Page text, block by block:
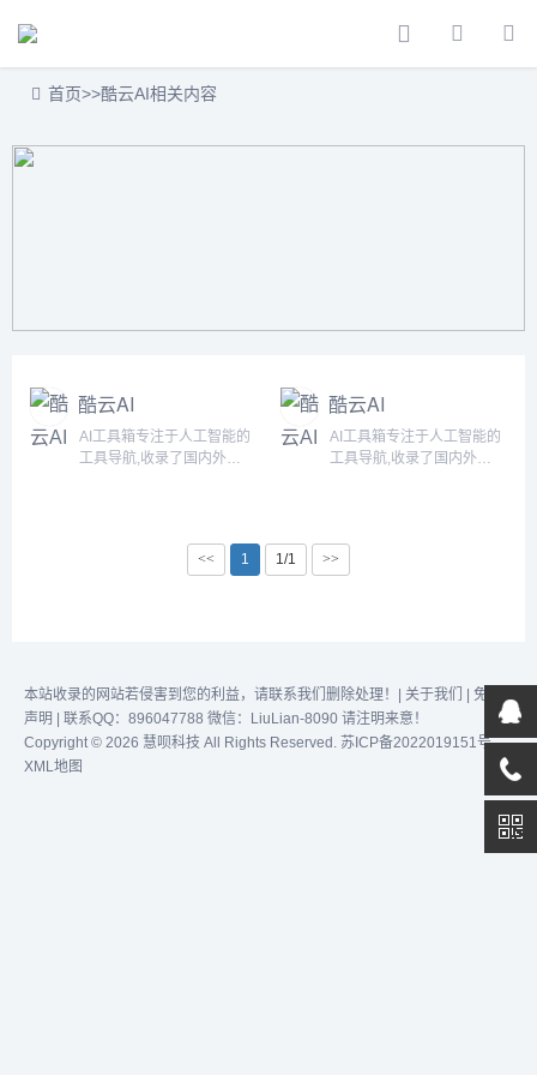
首页>>酷云AI相关内容
酷云AI
AI工具箱专注于人工智能的
工具导航,收录了国内外
酷云AI
AI工具箱专注于人工智能的
工具导航,收录了国内外
效完成任务！...
<<
1 1/1 >>
本站收录的网站若侵害到您的利益，请联系我们删除处理！| 关于我们
免责
声明 | 联系QQ：896047788 微信：LiuLian-8090 请注明来意！
Copyright © 2026 慧呗科技 All Rights Reserved. 苏ICP备2022019151号
XML地图